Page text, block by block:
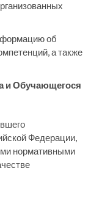
об
а также
и Обучающегося
Федерации,
нормативными